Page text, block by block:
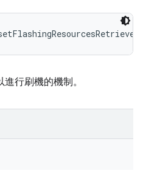
行刷機的機制。